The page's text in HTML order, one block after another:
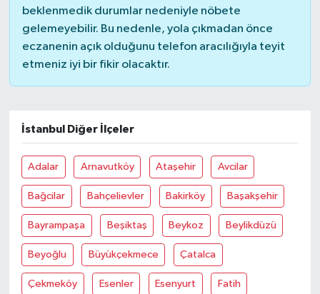
beklenmedik durumlar nedeniyle nöbete
gelemeyebilir. Bu nedenle, yola çıkmadan önce
eczanenin açık olduğunu telefon aracılığıyla teyit
etmeniz iyi bir fikir olacaktır.
İstanbul Diğer İlçeler
Adalar Arnavutköy Ataşehir Avcilar
Bağcilar Bahçelievler Bakirköy Başakşehir
Bayrampaşa Beşiktaş Beykoz Beylikdüzü
Beyoğlu Büyükçekmece Çatalca
Çekmeköy Esenler Esenyurt Fatih